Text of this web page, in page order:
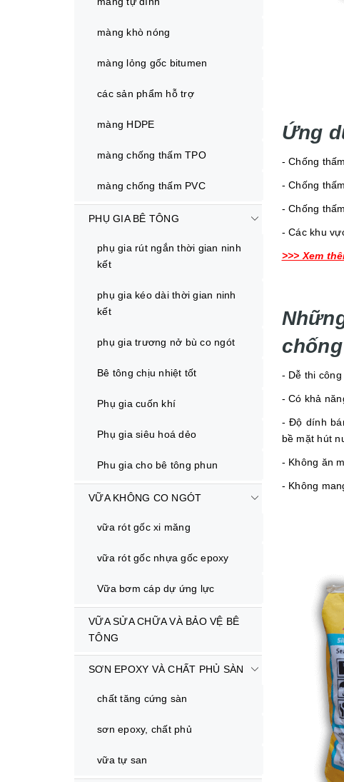
màng khò nóng
màng lỏng gốc bitumen
các sản phẩm hỗ trợ
màng HDPE
màng chống thấm TPO
màng chống thấm PVC
PHỤ GIA BÊ TÔNG
phụ gia rút ngắn thời gian ninh
kết
phụ gia kéo dài thời gian ninh
kết
phụ gia trương nở bù co ngót
Bê tông chịu nhiệt tốt
Phụ gia cuốn khí
Phụ gia siêu hoá dẻo
Phu gia cho bê tông phun
VỮA KHÔNG CO NGÓT
vữa rót gốc xi măng
vữa rót gốc nhựa gốc epoxy
Vữa bơm cáp dự ứng lực
VỮA SỬA CHỮA VÀ BẢO VỆ BÊ
TÔNG
SƠN EPOXY VÀ CHẤT PHỦ SÀN
chất tăng cứng sàn
sơn epoxy, chất phủ
vữa tự san
Ứng
- Chống
- Chống
- Chống
- Các khu
>>> Xem
- Dễ thi
- Có khả
- Độ dính
bề mặt hút
- Không ăn
- Không